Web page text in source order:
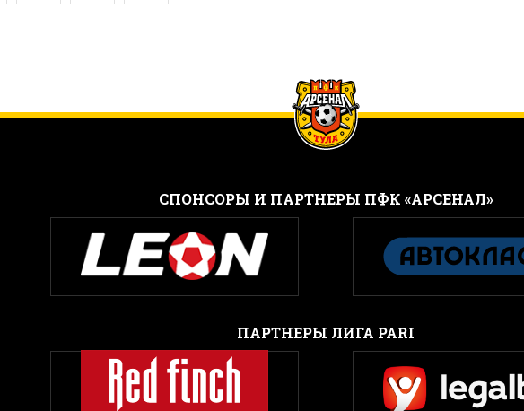
CПОНСОРЫ И ПАРТНЕРЫ ПФК «АРСЕНАЛ»
ПАРТНЕРЫ ЛИГА PARI